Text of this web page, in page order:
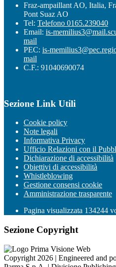
Fraz-ampaillant AO, Italia,
Pont Suaz AO
Tel: Telefono 0165.239040
Email: is-
mail
PEC: is-
mail
C.F.: 91040690074
Sezione Link Utili
Cookie policy
Note legali
Informativa Privacy
Ufficio Relazioni con il
Dichiarazione di accessibilità
Obiettivi di accessibilità
Whistleblowing
Gestione consensi cookie
Amministrazione trasparente
Pagina visualizzata 134244
Sezione Copyright
Copyright 2026 | Engineered and